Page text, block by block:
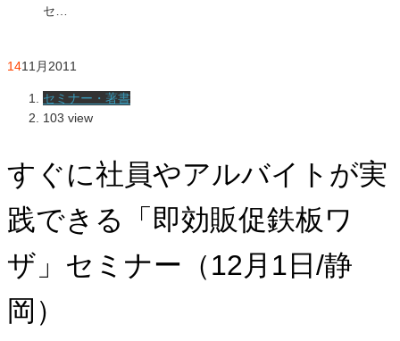
セ…
1411月2011
セミナー・著書
103 view
すぐに社員やアルバイトが実
践できる「即効販促鉄板ワ
ザ」セミナー（12月1日/静
岡）